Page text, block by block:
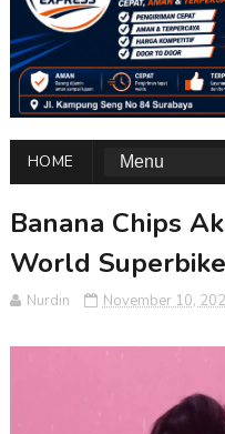
HOME
Banana Chips
World
Nurdin November 10,